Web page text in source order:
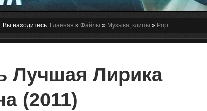
Вы находитесь: Главная » Файлы » Музыка, клипы » Pop
Лучшая Лирика
(2011)